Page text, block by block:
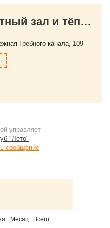
КОНТАКТЫ Банкетный зал и тёплые беседки в Яхт-клубе Лето
Гребного канала, 109
управляет
"Лето"
сообщение
Месяц
Всего